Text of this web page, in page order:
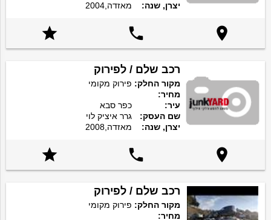
יצרן, שנה:
מאזדה,2004



רכב שלם / לפירוק
מקור החלק: פירוק מקומי
מחיר:
עיר:
כפר סבא
שם העסק:
גרר איציק לוי
יצרן, שנה:
מאזדה,2008



רכב שלם / לפירוק
מקור החלק: פירוק מקומי
מחיר: